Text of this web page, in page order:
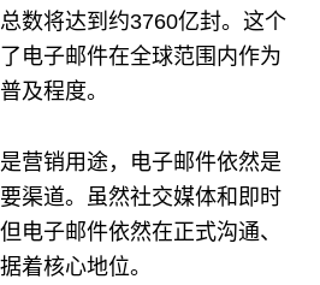
数将达到约3760亿封。这个
电子邮件在全球范围内作为
及程度。
营销用途，电子邮件依然是
渠道。虽然社交媒体和即时
电子邮件依然在正式沟通、
着核心地位。